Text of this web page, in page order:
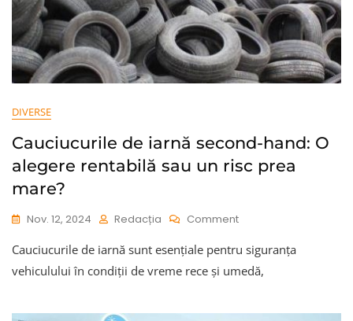
DIVERSE
Cauciucurile de iarnă second-hand: O
alegere rentabilă sau un risc prea
mare?
Nov. 12, 2024 Redacția CommentOn
De
Iarnă
Second-
O
Cauciucurile de iarnă sunt esențiale pentru siguranța
vehiculului în condiții de vreme rece și umedă,